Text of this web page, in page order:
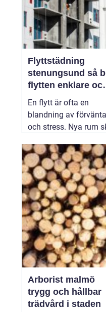
Flyttstädning
stenungsund så blir
flytten enklare
mer trygg
En flytt är ofta en
blandning av
och stress. Nya rum
ändras, avtal sägas
och tecknas. Mitt i allt
detta dyker en fråga
vem ska ta hand om
städningen av den
gamla bostaden?
Många som söker02
augusti 2026
Arborist malmö
trygg och hållbar
trädvård i staden